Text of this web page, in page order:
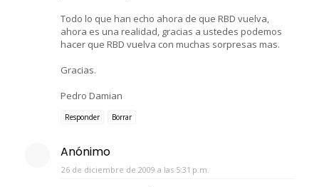
Todo lo que han echo ahora de que RBD vuelva,
ahora es una realidad, gracias a ustedes podemos
hacer que RBD vuelva con muchas sorpresas mas.
Gracias.
Pedro Damian
Responder Borrar
Anónimo
26 de diciembre de 2009 a las 5:31 p.m.